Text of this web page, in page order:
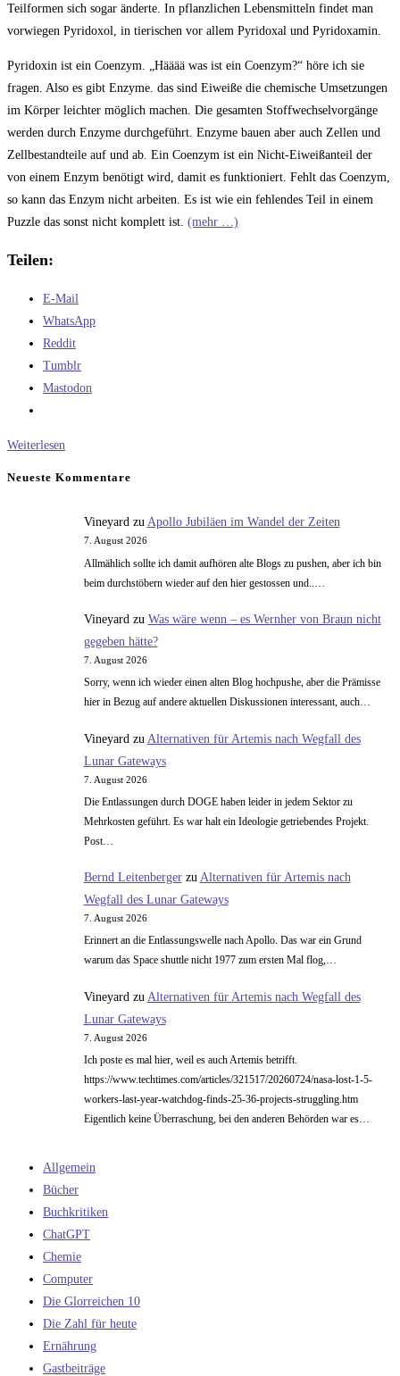
Teilformen sich sogar änderte. In pflanzlichen Lebensmitteln findet man
vorwiegen Pyridoxol, in tierischen vor allem Pyridoxal und Pyridoxamin.
Pyridoxin ist ein Coenzym. „Hääää was ist ein Coenzym?“ höre ich sie
fragen. Also es gibt Enzyme. das sind Eiweiße die chemische Umsetzungen
im Körper leichter möglich machen. Die gesamten Stoffwechselvorgänge
werden durch Enzyme durchgeführt. Enzyme bauen aber auch Zellen und
Zellbestandteile auf und ab. Ein Coenzym ist ein Nicht-Eiweißanteil der
von einem Enzym benötigt wird, damit es funktioniert. Fehlt das Coenzym,
so kann das Enzym nicht arbeiten. Es ist wie ein fehlendes Teil in einem
Puzzle das sonst nicht komplett ist. (mehr …)
Teilen:
E-Mail
WhatsApp
Reddit
Tumblr
Mastodon
Weiterlesen
Neueste Kommentare
Vineyardzu Apollo Jubiläen im Wandel der Zeiten
7. August 2026
Allmählich sollte ich damit aufhören alte Blogs zu pushen, aber ich bin
beim durchstöbern wieder auf den hier gestossen und..…
Vineyard zu Was wäre wenn – es Wernher von Braun nicht
gegeben hätte?
7. August 2026
Sorry, wenn ich wieder einen alten Blog hochpushe, aber die Prämisse
hier in Bezug auf andere aktuellen Diskussionen interessant, auch…
Vineyard zu Alternativen für Artemis nach Wegfall des
Lunar Gateways
7. August 2026
Die Entlassungen durch DOGE haben leider in jedem Sektor zu
Mehrkosten geführt. Es war halt ein Ideologie getriebendes Projekt.
Post…
Bernd Leitenbergerzu Alternativen für Artemis nach
Wegfall des Lunar Gateways
7. August 2026
Erinnert an die Entlassungswelle nach Apollo. Das war ein Grund
warum das Space shuttle nicht 1977 zum ersten Mal flog,…
Vineyard zu Alternativen für Artemis nach Wegfall des
Lunar Gateways
7. August 2026
Ich poste es mal hier, weil es auch Artemis betrifft.
https://www.techtimes.com/articles/321517/20260724/nasa-lost-1-5-
workers-last-year-watchdog-finds-25-36-projects-struggling.htm
Eigentlich keine Überraschung, bei den anderen Behörden war es…
Allgemein
Bücher
Buchkritiken
ChatGPT
Chemie
Computer
Die Glorreichen 10
Die Zahl für heute
Ernährung
Gastbeiträge